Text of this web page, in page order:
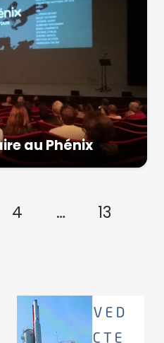
au Phénix
4 … 13